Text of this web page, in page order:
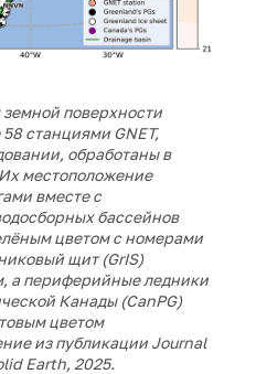
поверхности
станциями GNET,
обработаны в
местоположение
вместе с
бассейнов
цветом с номерами
щит (GrIS)
а периферийные ледники
Канады (CanPG)
цветом
из публикации Journal
Earth, 2025.